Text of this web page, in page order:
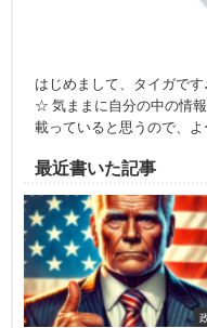
はじめまして、タイガで
☆ 気ままに自分の中の情
載っていると思うので、よ
最近書いた記事